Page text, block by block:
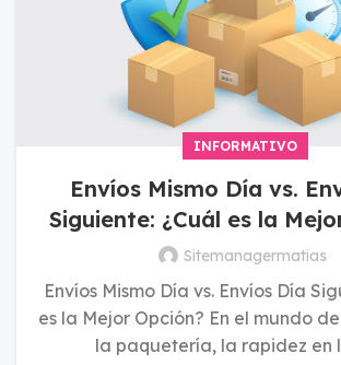
INFORMATIVO
Envíos Mismo Día vs.
Siguiente: ¿Cuál es la
Sitemanagermatias
Envíos Mismo Día vs. Envíos Día
es la Mejor Opción? En el mundo
la paquetería, la rapidez en